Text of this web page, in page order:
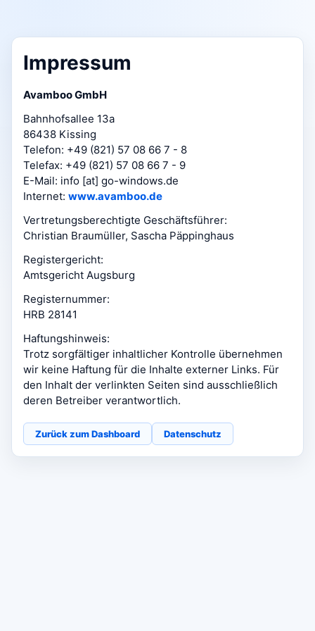
Impressum
Avamboo GmbH
Bahnhofsallee 13a
86438 Kissing
Telefon: +49 (821) 57 08 66 7 - 8
Telefax: +49 (821) 57 08 66 7 - 9
E-Mail: info [at] go-windows.de
Internet: www.avamboo.de
Vertretungsberechtigte Geschäftsführer:
Christian Braumüller, Sascha Päppinghaus
Registergericht:
Amtsgericht Augsburg
Registernummer:
HRB 28141
Haftungshinweis:
Trotz sorgfältiger inhaltlicher Kontrolle übernehmen
wir keine Haftung für die Inhalte externer Links. Für
den Inhalt der verlinkten Seiten sind ausschließlich
deren Betreiber verantwortlich.
Zurück zum Dashboard Datenschutz